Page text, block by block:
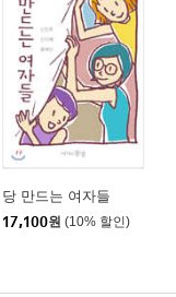
당 만드는 여자들
17,100원 (10% 할인)